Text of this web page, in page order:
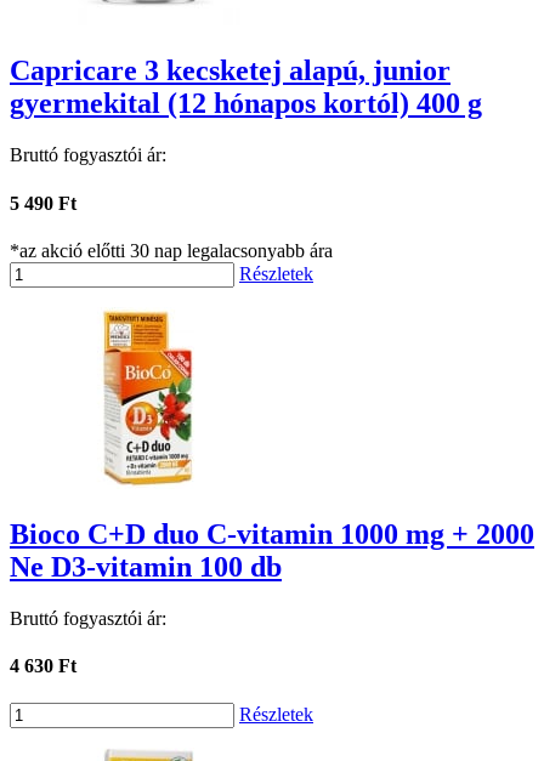
Capricare 3 kecsketej alapú, junior
gyermekital (12 hónapos kortól) 400 g
Bruttó fogyasztói ár:
5 490 Ft
*az akció előtti 30 nap legalacsonyabb ára
Részletek
Bioco C+D duo C-vitamin 1000 mg + 2000
Ne D3-vitamin 100 db
Bruttó fogyasztói ár:
4 630 Ft
Részletek